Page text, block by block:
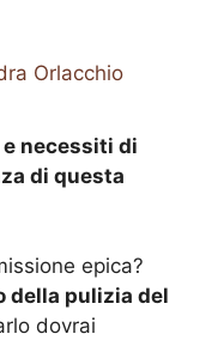
Orlacchio
necessiti di
di questa
epica?
della pulizia del
dovrai